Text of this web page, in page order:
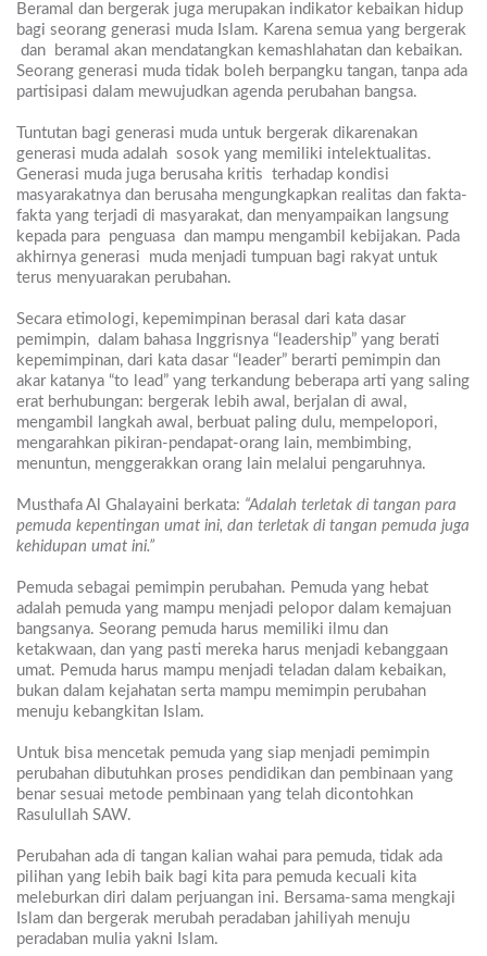
Beramal dan bergerak juga merupakan indikator kebaikan hidup
bagi seorang generasi muda Islam. Karena semua yang bergerak
dan
beramal akan mendatangkan kemashlahatan dan kebaikan.
Seorang generasi muda tidak boleh berpangku tangan, tanpa ada
partisipasi dalam mewujudkan agenda perubahan bangsa.
Tuntutan bagi generasi muda untuk bergerak dikarenakan
generasi muda adalah sosok yang memiliki intelektualitas.
Generasi muda juga berusaha kritis terhadap kondisi
masyarakatnya dan berusaha mengungkapkan realitas dan fakta-
fakta yang terjadi di masyarakat, dan menyampaikan langsung
kepada para penguasa dan mampu mengambil kebijakan. Pada
akhirnya generasi
muda menjadi tumpuan bagi rakyat untuk
terus menyuarakan perubahan.
Secara etimologi, kepemimpinan berasal dari kata dasar
pemimpin, dalam bahasa Inggrisnya “leadership” yang berati
kepemimpinan, dari kata dasar “leader” berarti pemimpin dan
akar katanya “to lead” yang terkandung beberapa arti yang saling
erat berhubungan: bergerak lebih awal, berjalan di awal,
mengambil langkah awal, berbuat paling dulu, mempelopori,
mengarahkan pikiran-pendapat-orang lain, membimbing,
menuntun, menggerakkan orang lain melalui pengaruhnya.
Musthafa Al Ghalayaini berkata: “Adalah terletak di tangan para
pemuda kepentingan umat ini, dan terletak di tangan pemuda juga
kehidupan umat ini.”
Pemuda sebagai pemimpin perubahan. Pemuda yang hebat
adalah pemuda yang mampu menjadi pelopor dalam kemajuan
bangsanya. Seorang pemuda harus memiliki ilmu dan
ketakwaan, dan yang pasti mereka harus menjadi kebanggaan
umat. Pemuda harus mampu menjadi teladan dalam kebaikan,
bukan dalam kejahatan serta mampu memimpin perubahan
menuju kebangkitan Islam.
Untuk bisa mencetak pemuda yang siap menjadi pemimpin
perubahan dibutuhkan proses pendidikan dan pembinaan yang
benar sesuai metode pembinaan yang telah dicontohkan
Rasulullah SAW.
Perubahan ada di tangan kalian wahai para pemuda, tidak ada
pilihan yang lebih baik bagi kita para pemuda kecuali kita
meleburkan diri dalam perjuangan ini. Bersama-sama mengkaji
Islam dan bergerak merubah peradaban jahiliyah menuju
peradaban mulia yakni Islam.